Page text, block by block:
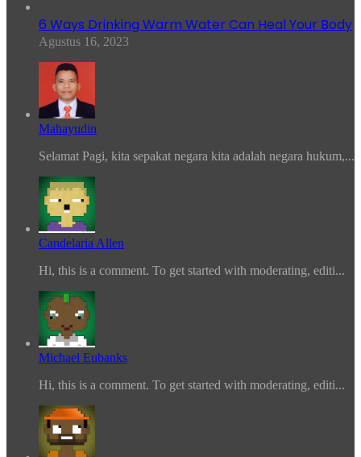
6 Ways Drinking Warm Water Can Heal Your Body
Agustus 16, 2023
Mahayudin
Selamat Pagi, kita sepakat negara kita adalah negara hukum,...
Candelaria Allen
Hi, this is a comment. To get started with moderating, editi...
Michael Eubanks
Hi, this is a comment. To get started with moderating, editi...